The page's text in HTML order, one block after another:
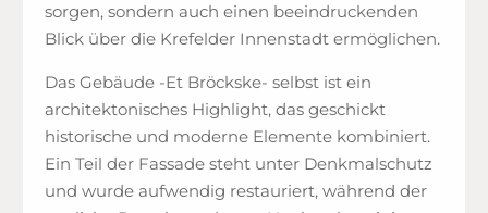
sorgen, sondern auch einen beeindruckenden
Blick über die Krefelder Innenstadt ermöglichen.
Das Gebäude -Et Bröckske- selbst ist ein
architektonisches Highlight, das geschickt
historische und moderne Elemente kombiniert.
Ein Teil der Fassade steht unter Denkmalschutz
und wurde aufwendig restauriert, während der